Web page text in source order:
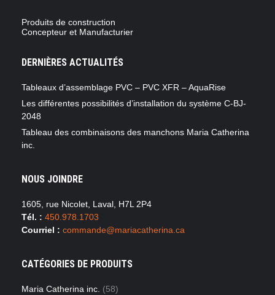
Produits de construction
Concepteur et Manufacturier
DERNIÈRES ACTUALITÉS
Tableaux d’assemblage PVC – PVC XFR – AquaRise
Les différentes possibilités d’installation du système C-BJ-
2048
Tableau des combinaisons des manchons Maria Catherina
inc.
NOUS JOINDRE
1605, rue Nicolet, Laval, H7L 2P4
Tél. : 450.978.1703
Courriel : commande@mariacatherina.ca
CATÉGORIES DE PRODUITS
Maria Catherina inc. (58)